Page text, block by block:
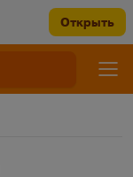
Открыть